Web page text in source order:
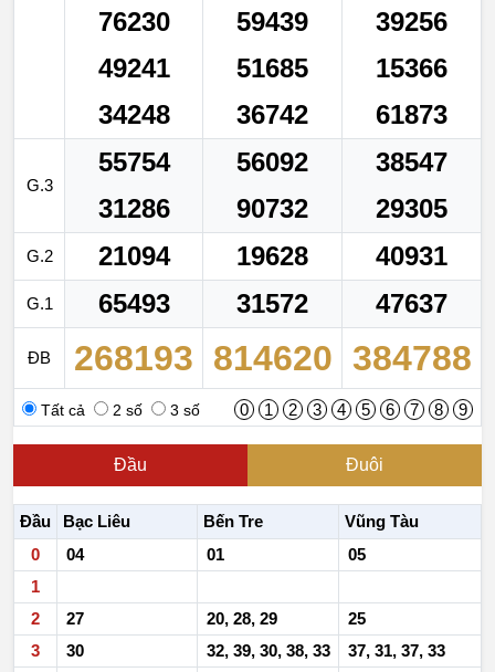
76230
59439
39256
49241
51685
15366
34248
36742 61873
G.3
55754 56092
38547
31286
90732 29305
G.2 21094 19628 40931
G.1 65493 31572 47637
ĐB 268193 814620 384788
Tất cả 2 số 3 số 0 1 2 3 4 5 6 7 8 9
Đầu Đuôi
Đầu Bạc Liêu Bến Tre
Vũng Tàu
0
04 01
05
1
2
27 20, 28, 29
25
3
30 32, 39, 30, 38, 33
37, 31, 37, 33